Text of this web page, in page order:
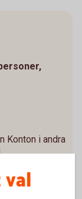
Konton i andra